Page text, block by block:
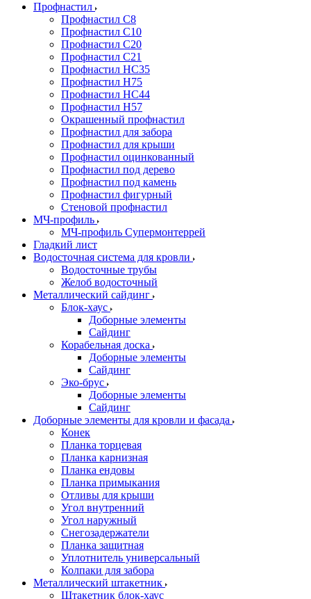
Профнастил
Профнастил С8
Профнастил С10
Профнастил С20
Профнастил С21
Профнастил НС35
Профнастил Н75
Профнастил HC44
Профнастил Н57
Окрашенный профнастил
Профнастил для забора
Профнастил для крыши
Профнастил оцинкованный
Профнастил под дерево
Профнастил под камень
Профнастил фигурный
Стеновой профнастил
МЧ-профиль
МЧ-профиль Супермонтеррей
Гладкий лист
Водосточная система для кровли
Водосточные трубы
Желоб водосточный
Металлический сайдинг
Блок-хаус
Доборные элементы
Сайдинг
Корабельная доска
Доборные элементы
Сайдинг
Эко-брус
Доборные элементы
Сайдинг
Доборные элементы для кровли и фасада
Конек
Планка торцевая
Планка карнизная
Планка ендовы
Планка примыкания
Отливы для крыши
Угол внутренний
Угол наружный
Снегозадержатели
Планка защитная
Уплотнитель универсальный
Колпаки для забора
Металлический штакетник
Штакетник блок-хаус